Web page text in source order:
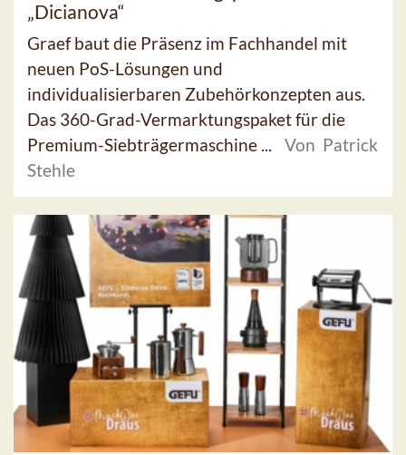
„Dicianova“
Graef baut die Präsenz im Fachhandel mit
neuen PoS-Lösungen und
individualisierbaren Zubehörkonzepten aus.
Das 360-Grad-Vermarktungspaket für die
Premium-Siebträgermaschine ...
Von Patrick
Stehle